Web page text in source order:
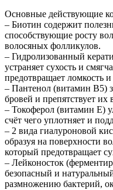
Основные действующие
– Биотин содержит
способствующие росту
волосяных фолликулов.
– Гидролизованный
устраняет сухость и
предотвращает ломкость и
– Пантенол (витамин B5)
бровей и препятствует
– Токоферол (витамин E)
счёт чего уплотняет и
– 2 вида гиалуроновой
образуя на поверхности
который предотвращает
– Лейконосток
безопасный и
размножению бактерий,